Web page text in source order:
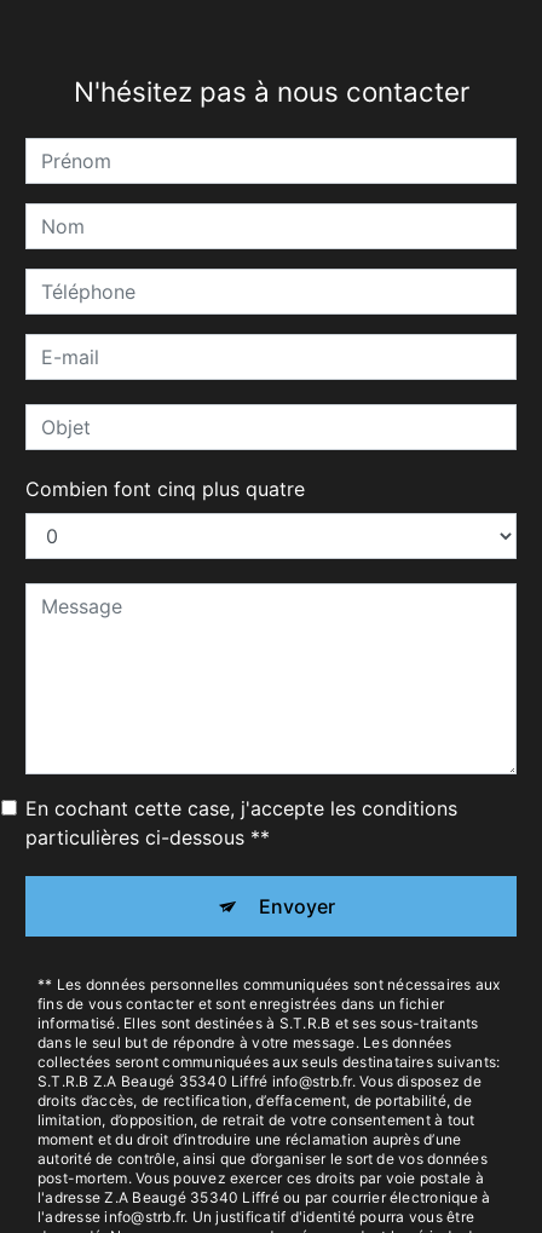
N'hésitez pas à nous contacter
Combien font cinq plus quatre
En cochant cette case, j'accepte les conditions
particulières ci-dessous **
Envoyer
** Les données personnelles communiquées sont nécessaires aux
fins de vous contacter et sont enregistrées dans un fichier
informatisé. Elles sont destinées à S.T.R.B et ses sous-traitants
dans le seul but de répondre à votre message. Les données
collectées seront communiquées aux seuls destinataires suivants:
S.T.R.B Z.A Beaugé 35340 Liffré info@strb.fr. Vous disposez de
droits d’accès, de rectification, d’effacement, de portabilité, de
limitation, d’opposition, de retrait de votre consentement à tout
moment et du droit d’introduire une réclamation auprès d’une
autorité de contrôle, ainsi que d’organiser le sort de vos données
post-mortem. Vous pouvez exercer ces droits par voie postale à
l'adresse Z.A Beaugé 35340 Liffré ou par courrier électronique à
l'adresse info@strb.fr. Un justificatif d'identité pourra vous être